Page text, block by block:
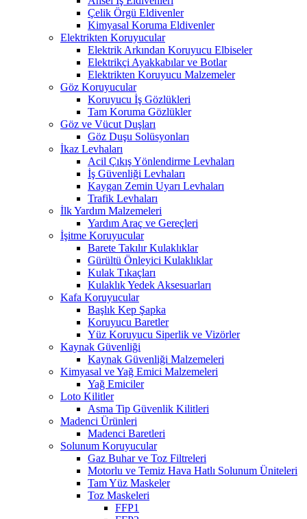
Çelik Örgü Eldivenler
Kimyasal Koruma Eldivenler
Elektrikten Koruyucular
Elektrik Arkından Koruyucu Elbiseler
Elektrikçi Ayakkabılar ve Botlar
Elektrikten Koruyucu Malzemeler
Göz Koruyucular
Koruyucu İş Gözlükleri
Tam Koruma Gözlükler
Göz ve Vücut Duşları
Göz Duşu Solüsyonları
İkaz Levhaları
Acil Çıkış Yönlendirme Levhaları
İş Güvenliği Levhaları
Kaygan Zemin Uyarı Levhaları
Trafik Levhaları
İlk Yardım Malzemeleri
Yardım Araç ve Gereçleri
İşitme Koruyucular
Barete Takılır Kulaklıklar
Gürültü Önleyici Kulaklıklar
Kulak Tıkaçları
Kulaklık Yedek Aksesuarları
Kafa Koruyucular
Başlık Kep Şapka
Koruyucu Baretler
Yüz Koruyucu Siperlik ve Vizörler
Kaynak Güvenliği
Kaynak Güvenliği Malzemeleri
Kimyasal ve Yağ Emici Malzemeleri
Yağ Emiciler
Loto Kilitler
Asma Tip Güvenlik Kilitleri
Madenci Ürünleri
Madenci Baretleri
Solunum Koruyucular
Gaz Buhar ve Toz Filtreleri
Motorlu ve Temiz Hava Hatlı Solunum Üniteleri
Tam Yüz Maskeler
Toz Maskeleri
FFP1